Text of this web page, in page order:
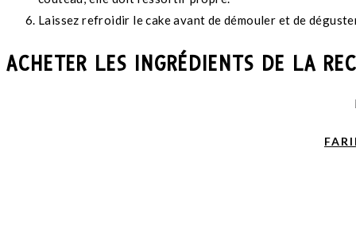
Laissez refroidir le cake avant de démouler et de
ACHETER LES INGRÉDIENTS DE LA